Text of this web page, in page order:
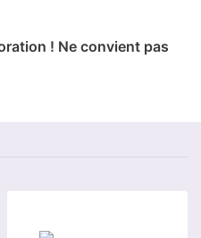
! Ne convient pas